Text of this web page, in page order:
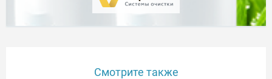
Смотрите также